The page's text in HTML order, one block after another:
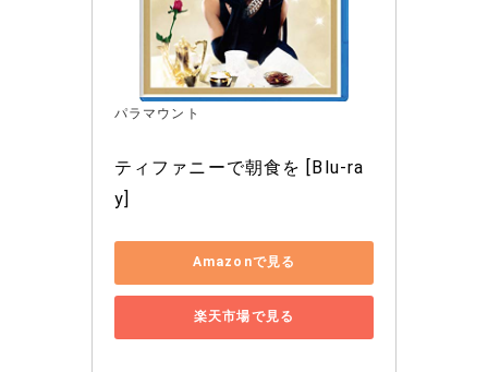
パラマウント
ティファニーで朝食を [Blu-ra
y]
Amazonで見る
楽天市場で見る